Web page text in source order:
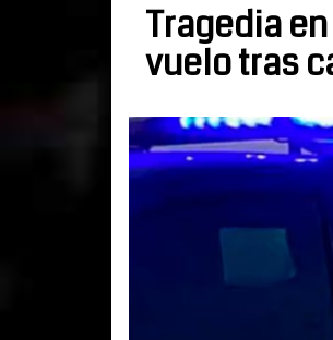
Tragedia
vuelo tras